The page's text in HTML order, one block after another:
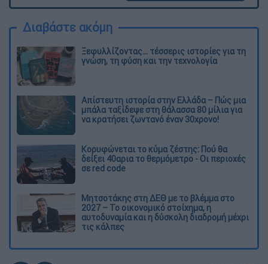
Διαβάστε ακόμη
Ξεφυλλίζοντας... τέσσερις ιστορίες για τη
γνώση, τη φύση και την τεχνολογία
Απίστευτη ιστορία στην Ελλάδα – Πώς μια
μπάλα ταξίδεψε στη θάλασσα 80 μίλια για
να κρατήσει ζωντανό έναν 30χρονο!
Κορυφώνεται το κύμα ζέστης: Πού θα
δείξει 40αρια το θερμόμετρο - Οι περιοχές
σε red code
Μητσοτάκης στη ΔΕΘ με το βλέμμα στο
2027 – Το οικονομικό στοίχημα, η
αυτοδυναμία και η δύσκολη διαδρομή μέχρι
τις κάλπες